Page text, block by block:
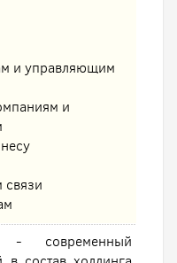
и управляющим
и
связи
- современный